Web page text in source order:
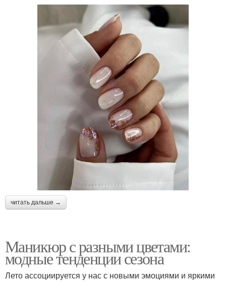
читать дальше →
Маникюр с разными цветами:
модные тенденции сезона
Лето ассоциируется у нас с новыми эмоциями и яркими